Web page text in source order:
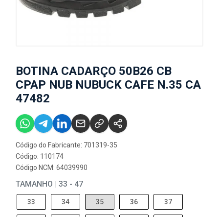
BOTINA CADARÇO 50B26 CB
CPAP NUB NUBUCK CAFE N.35 CA
47482
Código do Fabricante: 701319-35
Código: 110174
Código NCM: 64039990
TAMANHO | 33 - 47
33 34 35 36 37